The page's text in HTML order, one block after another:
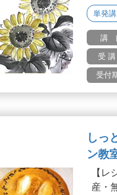
単発
講
受 講
受付
しっ
ン教
【
産・